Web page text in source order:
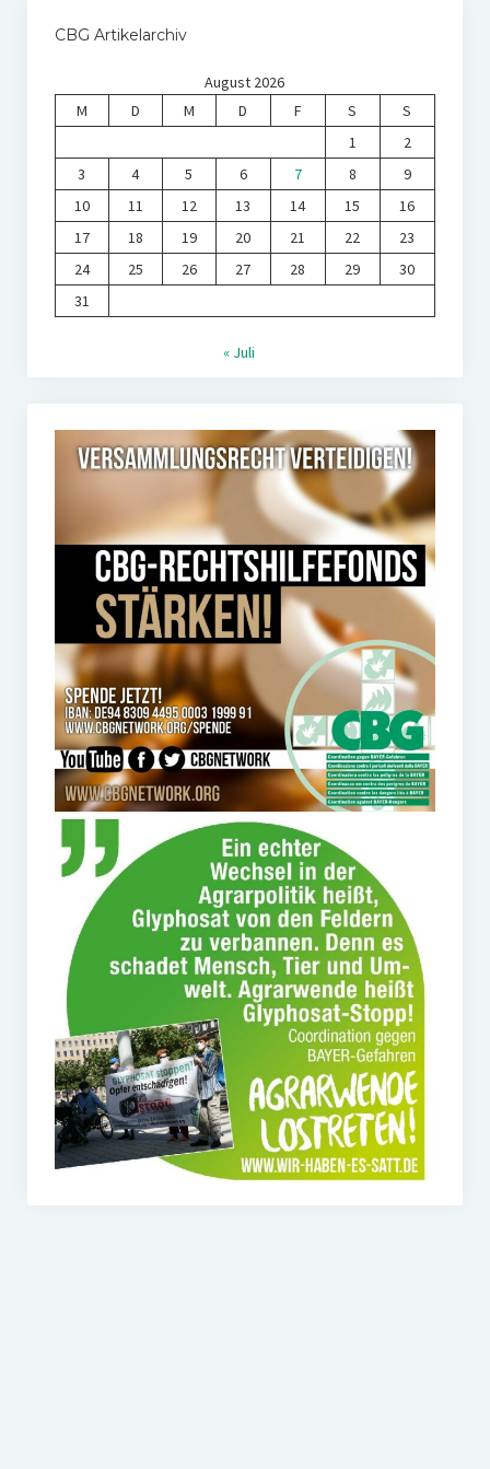
CBG Artikelarchiv
August 2026
M
D M D F S
S
1
2
3
4 5 6 7 8
9
10
11 12 13 14 15
16
17
18 19 20 21 22
23
24
25 26 27 28 29
30
31
« Juli